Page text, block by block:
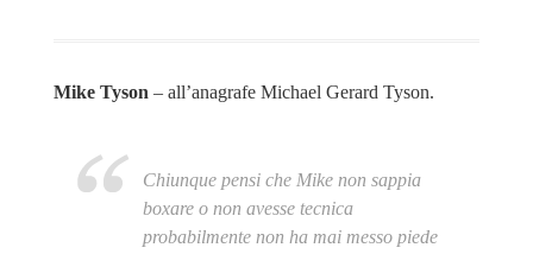
Mike Tyson – all’anagrafe Michael Gerard Tyson.
Chiunque pensi che Mike non sappia
boxare o non avesse tecnica
probabilmente non ha mai messo piede